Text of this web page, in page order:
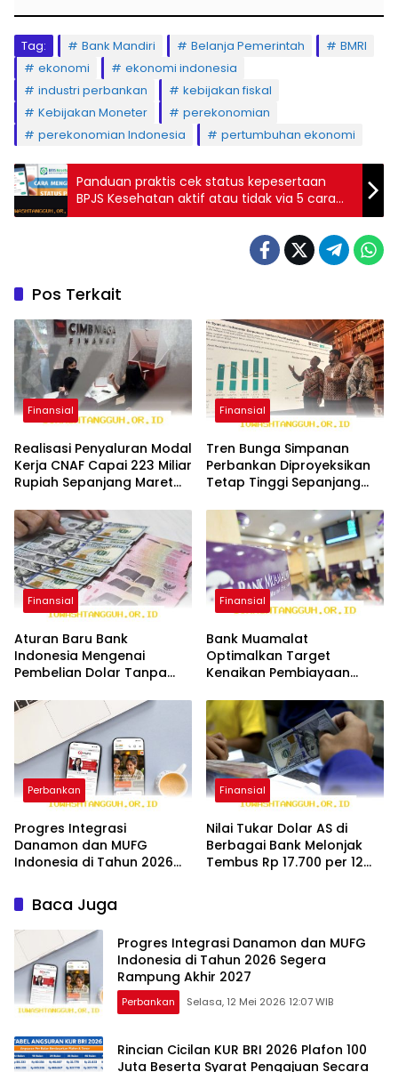
Tag: Bank Mandiri Belanja Pemerintah
BMRI
ekonomi
ekonomi indonesia
industri perbankan
kebijakan fiskal
Kebijakan Moneter
perekonomian
perekonomian Indonesia
pertumbuhan ekonomi
Panduan praktis cek status kepesertaan
BPJS Kesehatan aktif atau tidak via 5 cara
2026
Pos Terkait
Finansial
Realisasi Penyaluran Modal
Kerja CNAF Capai 223 Miliar
Rupiah Sepanjang Maret
Finansial
Tren Bunga Simpanan
Perbankan Diproyeksikan
Tetap Tinggi Sepanjang
Finansial
Aturan Baru Bank
Indonesia Mengenai
Pembelian Dolar Tanpa
Finansial
Bank Muamalat
Optimalkan Target
Kenaikan Pembiayaan
Persen 2026
Perbankan
Progres Integrasi
Danamon dan MUFG
Indonesia di Tahun 2026
2027
Finansial
Nilai Tukar Dolar AS di
Berbagai Bank Melonjak
Tembus Rp 17.700 per 12
Baca Juga
Progres Integrasi Danamon dan MUFG
Indonesia di Tahun 2026 Segera
Rampung Akhir 2027
Perbankan Selasa, 12 Mei 2026 12:07 WIB
Rincian Cicilan KUR BRI 2026 Plafon 100
Juta Beserta Syarat Pengajuan Secara